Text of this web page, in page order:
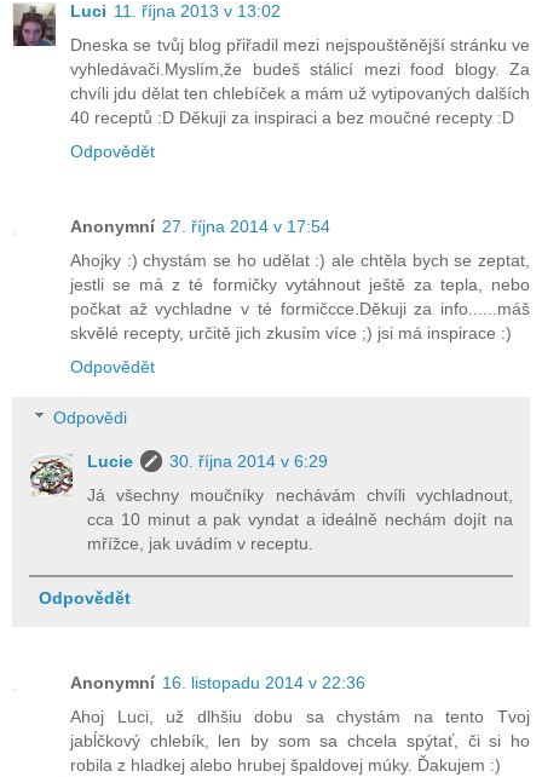
Luci 11. října 2013 v 13:02
Dneska se tvůj blog přiřadil mezi nejspouštěnější stránku ve
vyhledávači.Myslím,že budeš stálicí mezi food blogy. Za
chvíli jdu dělat ten chlebíček a mám už vytipovaných dalších
40 receptů :D Děkuji za inspiraci a bez moučné recepty :D
Odpovědět
Anonymní 27. října 2014 v 17:54
Ahojky :) chystám se ho udělat :) ale chtěla bych se zeptat,
jestli se má z té formičky vytáhnout ještě za tepla, nebo
počkat až vychladne v té formičcce.Děkuji za info......máš
skvělé recepty, určitě jich zkusím více ;) jsi má inspirace :)
Odpovědět
Odpovědi
Lucie
30. října 2014 v 6:29
Já všechny moučníky nechávám chvíli vychladnout,
cca 10 minut a pak vyndat a ideálně nechám dojít na
mřížce, jak uvádím v receptu.
Odpovědět
Anonymní 16. listopadu 2014 v 22:36
Ahoj Luci, už dlhšiu dobu sa chystám na tento Tvoj
jabĺčkový chlebík, len by som sa chcela spýtať, či si ho
robila z hladkej alebo hrubej špaldovej múky. Ďakujem :)